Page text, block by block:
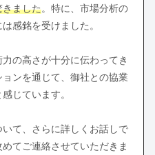
きました。特に、市場分析の
感銘を受けました。
の高さが十分に伝わってき
ンを通じて、御社との協業
じています。
て、さらに詳しくお話しで
てご連絡させていただきま